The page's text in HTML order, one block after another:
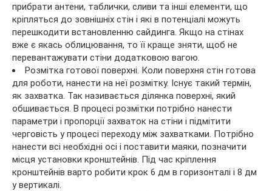
прибрати антени, таблички, сливи та інші елементи, що
кріпляться до зовнішніх стін і які в потенціалі можуть
перешкодити встановленню сайдинга. Якщо на стінах
вже є якась облицювання, то її краще зняти, щоб не
перевантажувати стіни додатковою вагою.
Розмітка готової поверхні. Коли поверхня стін готова
для роботи, нанести на неї розмітку. Існує такий термін,
як захватка. Так називається ділянка поверхні, який
обшивається. В процесі розмітки потрібно нанести
параметри і пропорції захваток на стіни і підмітити
черговість у процесі переходу між захватками. Потрібно
нанести всі необхідні осі і поставити маяки, позначити
місця установки кронштейнів. Під час кріплення
кронштейнів варто робити крок 6 дм в горизонталі і 8 дм
у вертикалі.